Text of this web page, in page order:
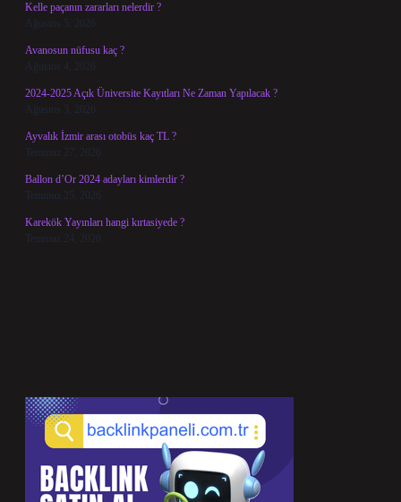
Kelle paçanın zararları nelerdir ?
Ağustos 5, 2026
Avanosun nüfusu kaç ?
Ağustos 4, 2026
2024-2025 Açık Üniversite Kayıtları Ne Zaman Yapılacak ?
Ağustos 3, 2026
Ayvalık İzmir arası otobüs kaç TL ?
Temmuz 27, 2026
Ballon d’Or 2024 adayları kimlerdir ?
Temmuz 25, 2026
Karekök Yayınları hangi kırtasiyede ?
Temmuz 24, 2026